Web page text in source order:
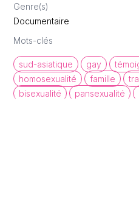
Genre(s)
Documentaire
Mots-clés
sud-asiatique gay
homosexualité
famille
bisexualité
pansexualité